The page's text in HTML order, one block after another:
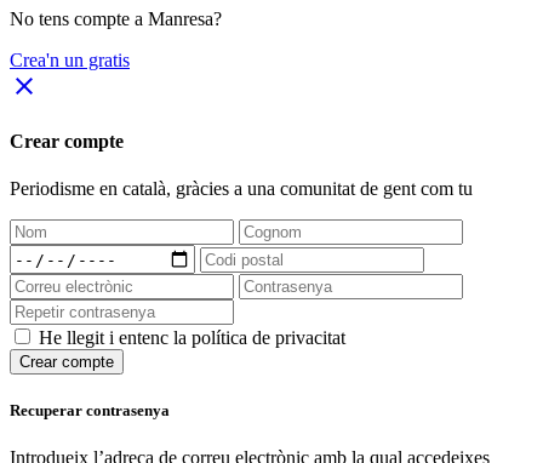
No tens compte a Manresa?
Crea'n un gratis
close
Crear compte
Periodisme en català, gràcies a una comunitat de gent com tu
He llegit i entenc la política de privacitat
Crear compte
Recuperar contrasenya
Introdueix l’adreça de correu electrònic amb la qual accedeixes